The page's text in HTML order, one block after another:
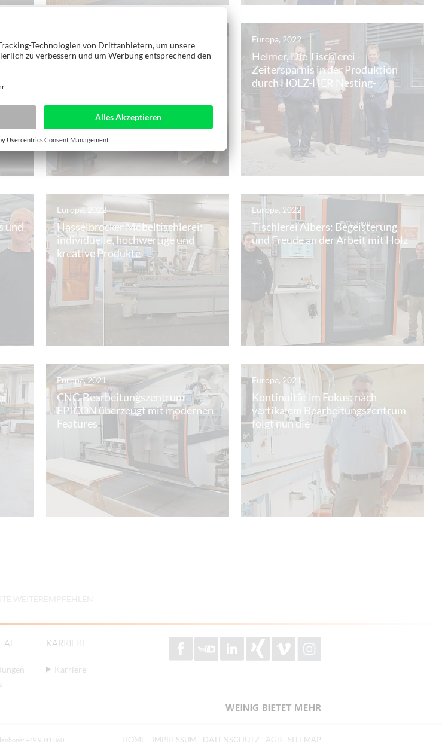
Schreinerei Embs setzt auf Holz-
Europa, 2022
Helmer, Die Tischlerei -
Zeitersparnis in der Produktion
durch HOLZ-HER Nesting-
Technologie
und
Europa, 2022
Hasselbrocker Möbeltischlerei:
individuelle, hochwertige und
kreative Produkte
Europa, 2022
Tischlerei Albers: Begeisterung
und Freude an der Arbeit mit Holz
Europa, 2021
CNC-Bearbeitungszentrum
EPICON überzeugt mit modernen
Features
Europa, 2021
Kontinuität im Fokus: nach
vertikalem Bearbeitungszentrum
folgt nun die
Kantenanleimmaschine
KARRIERE
Karriere
+49 9341 860 HOME IMPRESSUM DATENSCHUTZ AGB SITEMAP